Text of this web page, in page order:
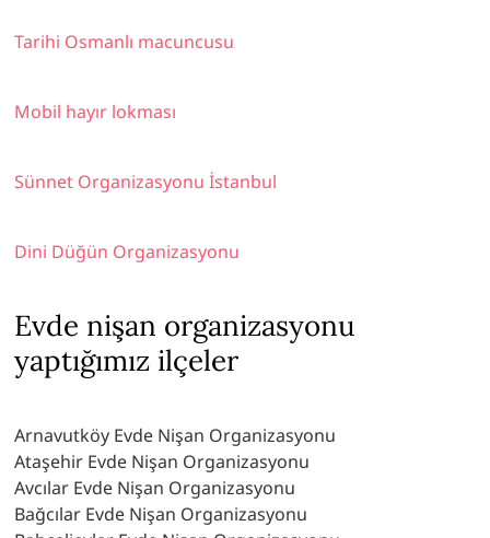
Tarihi Osmanlı macuncusu
Mobil hayır lokması
Sünnet Organizasyonu İstanbul
Dini Düğün Organizasyonu
Evde nişan organizasyonu
yaptığımız ilçeler
Arnavutköy Evde Nişan Organizasyonu
Ataşehir Evde Nişan Organizasyonu
Avcılar Evde Nişan Organizasyonu
Bağcılar Evde Nişan Organizasyonu